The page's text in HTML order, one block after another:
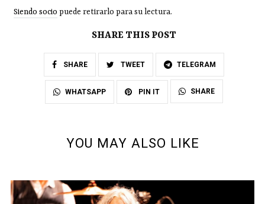
Siendo socio puede retirarlo para su lectura.
SHARE THIS POST
SHARE TWEET TELEGRAM
WHATSAPP PIN IT SHARE
YOU MAY ALSO LIKE